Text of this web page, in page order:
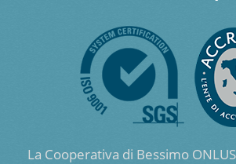
La Cooperativa di Bessimo